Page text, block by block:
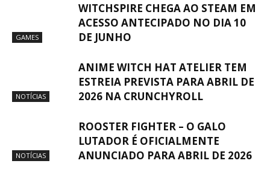
GAMES
WITCHSPIRE CHEGA AO STEAM EM
ACESSO ANTECIPADO NO DIA 10
DE JUNHO
NOTÍCIAS
ANIME WITCH HAT ATELIER TEM
ESTREIA PREVISTA PARA ABRIL DE
2026 NA CRUNCHYROLL
NOTÍCIAS
ROOSTER FIGHTER – O GALO
LUTADOR É OFICIALMENTE
ANUNCIADO PARA ABRIL DE 2026